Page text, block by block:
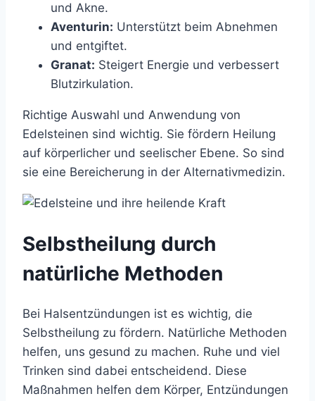
und Akne.
Aventurin: Unterstützt beim Abnehmen
und entgiftet.
Granat: Steigert Energie und verbessert
Blutzirkulation.
Richtige Auswahl und Anwendung von
Edelsteinen sind wichtig. Sie fördern Heilung
auf körperlicher und seelischer Ebene. So sind
sie eine Bereicherung in der Alternativmedizin.
Selbstheilung durch
natürliche Methoden
Bei Halsentzündungen ist es wichtig, die
Selbstheilung zu fördern. Natürliche Methoden
helfen, uns gesund zu machen. Ruhe und viel
Trinken sind dabei entscheidend. Diese
Maßnahmen helfen dem Körper, Entzündungen